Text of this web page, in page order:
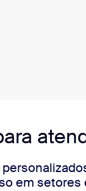
em setores